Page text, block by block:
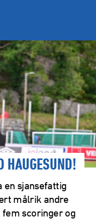
HAUGESUND!
en sjansefattig
målrik andre
fem scoringer og